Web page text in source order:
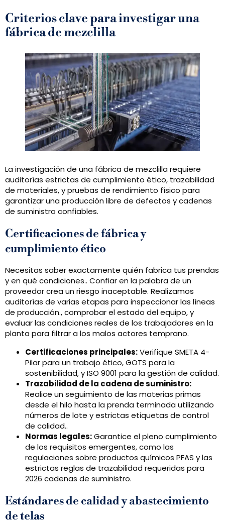
Criterios clave para investigar una
fábrica de mezclilla
La investigación de una fábrica de mezclilla requiere
auditorías estrictas de cumplimiento ético, trazabilidad
de materiales, y pruebas de rendimiento físico para
garantizar una producción libre de defectos y cadenas
de suministro confiables.
Certificaciones de fábrica y
cumplimiento ético
Necesitas saber exactamente quién fabrica tus prendas
y en qué condiciones.. Confiar en la palabra de un
proveedor crea un riesgo inaceptable. Realizamos
auditorías de varias etapas para inspeccionar las líneas
de producción., comprobar el estado del equipo, y
evaluar las condiciones reales de los trabajadores en la
planta para filtrar a los malos actores temprano.
Certificaciones principales:Verifique SMETA 4-
Pilar para un trabajo ético, GOTS para la
sostenibilidad, y ISO 9001 para la gestión de calidad.
Trazabilidad de la cadena de suministro:
Realice un seguimiento de las materias primas
desde el hilo hasta la prenda terminada utilizando
números de lote y estrictas etiquetas de control
de calidad..
Normas legales:Garantice el pleno cumplimiento
de los requisitos emergentes, como las
regulaciones sobre productos químicos PFAS y las
estrictas reglas de trazabilidad requeridas para
2026 cadenas de suministro.
Estándares de calidad y abastecimiento
de telas